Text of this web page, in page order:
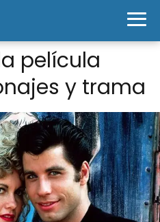
película
y trama